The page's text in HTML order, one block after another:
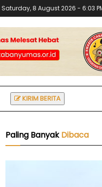
Saturday, 8 August 2026 - 6:03
KIRIM BERITA
Paling BanyakDibaca